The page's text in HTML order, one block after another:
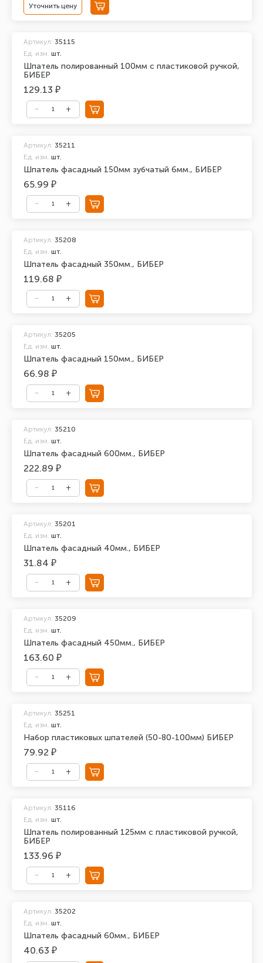
Уточнить цену
Шпатель полированный 100мм с пластиковой ручкой,
БИБЕР
Артикул: 35115
Ед. изм. шт.
129.13 ₽
Шпатель фасадный 150мм зубчатый 6мм., БИБЕР
Артикул: 35211
Ед. изм. шт.
65.99 ₽
Шпатель фасадный 350мм., БИБЕР
Артикул: 35208
Ед. изм. шт.
119.68 ₽
Шпатель фасадный 150мм., БИБЕР
Артикул: 35205
Ед. изм. шт.
66.98 ₽
Шпатель фасадный 600мм., БИБЕР
Артикул: 35210
Ед. изм. шт.
222.89 ₽
Шпатель фасадный 40мм., БИБЕР
Артикул: 35201
Ед. изм. шт.
31.84 ₽
Шпатель фасадный 450мм., БИБЕР
Артикул: 35209
Ед. изм. шт.
163.60 ₽
Набор пластиковых шпателей (50-80-100мм) БИБЕР
Артикул: 35251
Ед. изм. шт.
79.92 ₽
Шпатель полированный 125мм с пластиковой ручкой,
БИБЕР
Артикул: 35116
Ед. изм. шт.
133.96 ₽
Шпатель фасадный 60мм., БИБЕР
Артикул: 35202
Ед. изм. шт.
40.63 ₽